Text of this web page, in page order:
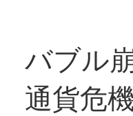
バブル
通貨危